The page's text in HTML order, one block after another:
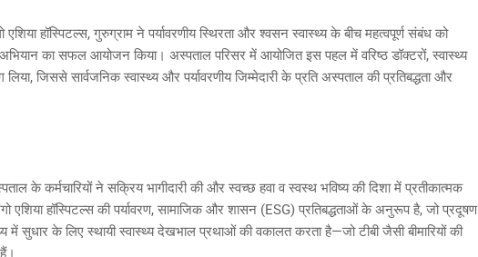
एशिया हॉस्पिटल्स, गुरुग्राम ने पर्यावरणीय स्थिरता और श्वसन स्वास्थ्य के बीच महत्वपूर्ण संबंध को
का सफल आयोजन किया। अस्पताल परिसर में आयोजित इस पहल में वरिष्ठ डॉक्टरों, स्वास्थ्य
लिया, जिससे सार्वजनिक स्वास्थ्य और पर्यावरणीय जिम्मेदारी के प्रति अस्पताल की प्रतिबद्धता और
के कर्मचारियों ने सक्रिय भागीदारी की और स्वच्छ हवा व स्वस्थ भविष्य की दिशा में प्रतीकात्मक
एशिया हॉस्पिटल्स की पर्यावरण, सामाजिक और शासन (ESG) प्रतिबद्धताओं के अनुरूप है, जो प्रदूषण
सुधार के लिए स्थायी स्वास्थ्य देखभाल प्रथाओं की वकालत करता है—जो टीबी जैसी बीमारियों की